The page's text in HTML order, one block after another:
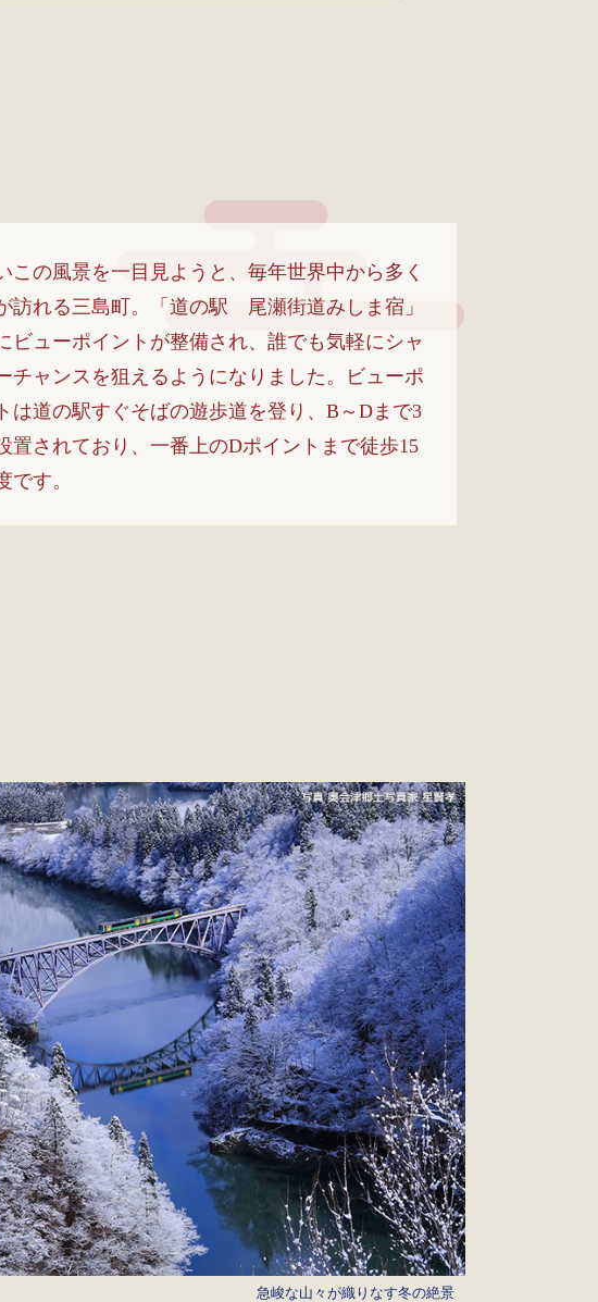
この風景を一目見ようと、毎年世界中から多く
訪れる三島町。「道の駅 尾瀬街道みしま宿」
ビューポイントが整備され、誰でも気軽にシャ
チャンスを狙えるようになりました。ビューポ
は道の駅すぐそばの遊歩道を登り、B～Dまで3
置されており、一番上のDポイントまで徒歩15
です。
急峻な山々が織りなす冬の絶景